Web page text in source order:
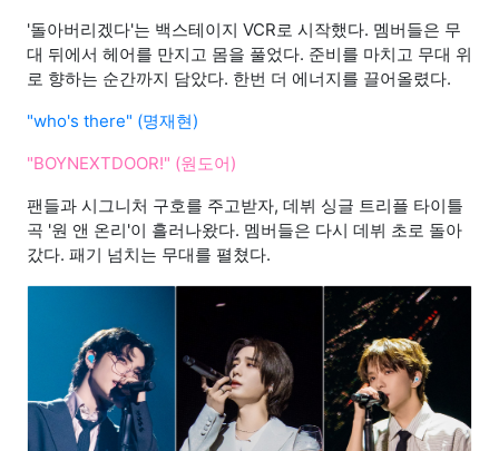
'돌아버리겠다'는 백스테이지 VCR로 시작했다. 멤버들은 무
대 뒤에서 헤어를 만지고 몸을 풀었다. 준비를 마치고 무대 위
로 향하는 순간까지 담았다. 한번 더 에너지를 끌어올렸다.
"who's there" (명재현)
"BOYNEXTDOOR!" (원도어)
팬들과 시그니처 구호를 주고받자, 데뷔 싱글 트리플 타이틀
곡 '원 앤 온리'이 흘러나왔다. 멤버들은 다시 데뷔 초로 돌아
갔다. 패기 넘치는 무대를 펼쳤다.